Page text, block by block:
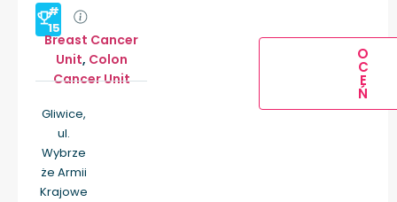
#
15
Breast Cancer
Unit, Colon
Cancer Unit
Gliwice,
ul.
Wybrze
że Armii
Krajowe
O
C
E
Ń